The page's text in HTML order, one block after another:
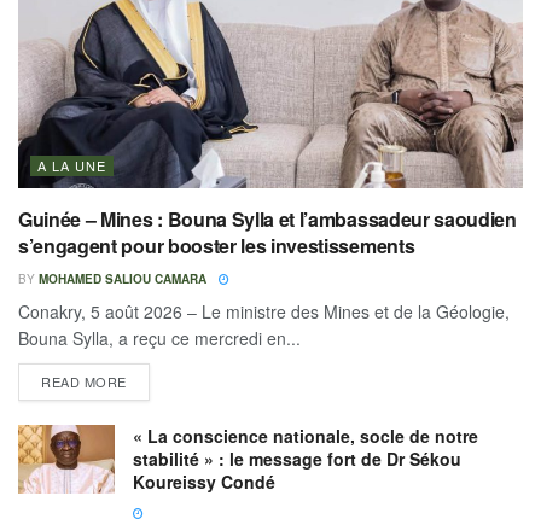
A LA UNE
Guinée – Mines : Bouna Sylla et l’ambassadeur saoudien
s’engagent pour booster les investissements
BY MOHAMED SALIOU CAMARA
Conakry, 5 août 2026 – Le ministre des Mines et de la Géologie,
Bouna Sylla, a reçu ce mercredi en...
READ MORE
« La conscience nationale, socle de notre
stabilité » : le message fort de Dr Sékou
Koureissy Condé